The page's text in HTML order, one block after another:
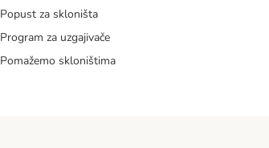
Popust za skloništa
Program za uzgajivače
Pomažemo skloništima